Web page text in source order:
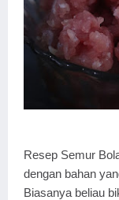
Resep Semur
dengan bahan
Biasanya beliau